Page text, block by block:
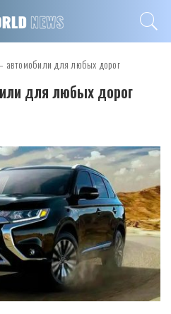
автомобили для любых дорог
для любых дорог